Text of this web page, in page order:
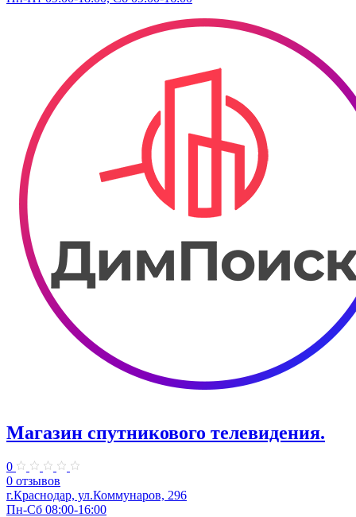
Магазин спутникового телевидения.
0
0 отзывов
г.Краснодар, ул.Коммунаров, 296
Пн-Сб 08:00-16:00